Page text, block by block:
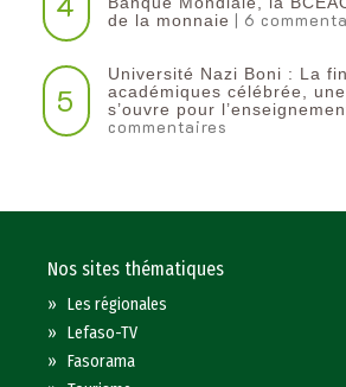
de la monnaie | 6
5
Université Nazi Boni : La
académiques célébrée,
s’ouvre pour
commentaires
Nos sites thématiques
»Les régionales
»Lefaso-TV
»Fasorama